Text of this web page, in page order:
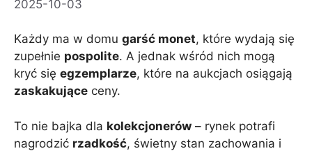
2025-10-03
Każdy ma w domu garść monet, które wydają się
zupełnie pospolite. A jednak wśród nich mogą
kryć się egzemplarze, które na aukcjach osiągają
zaskakujące ceny.
To nie bajka dla kolekcjonerów – rynek potrafi
nagrodzić rzadkość, świetny stan zachowania i